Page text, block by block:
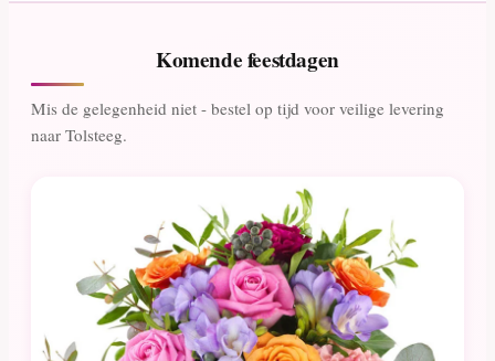
Komende feestdagen
Mis de gelegenheid niet - bestel op tijd voor veilige levering
naar Tolsteeg.